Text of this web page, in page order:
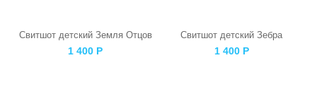
Свитшот детский Земля Отцов
1 400 Р
Свитшот детский Зебра
1 400 Р